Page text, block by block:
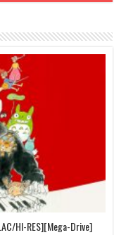
English][MEGA]